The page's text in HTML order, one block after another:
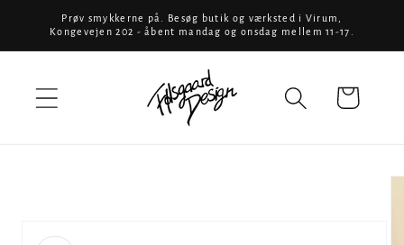
Gå til
indhold
Prøv smykkerne på. Besøg butik og værksted i Virum,
Kongevejen 202 - åbent mandag og onsdag mellem 11-17.
Indkøbskurv